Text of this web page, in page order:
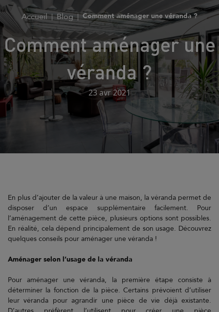
Accueil Blog Comment aménager une véranda ?
Comment aménager une
véranda ?
23 avr 2021
En plus d’ajouter de la valeur à une maison, la véranda permet de
disposer d’un espace supplémentaire facilement. Pour
l’aménagement de cette pièce, plusieurs options sont possibles.
En réalité, cela dépend principalement de son usage. Découvrez
quelques conseils pour aménager une véranda !
Aménager selon l’usage de la véranda
Pour aménager une véranda, la première étape consiste à
déterminer la fonction de la pièce. Certains prévoient d’utiliser
leur véranda pour agrandir une pièce de vie déjà existante.